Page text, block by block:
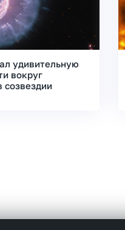
удивительную
вокруг